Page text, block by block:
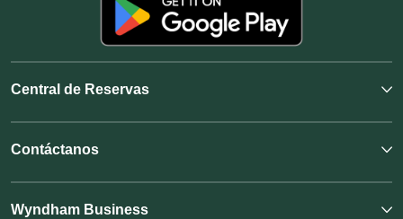
Central de Reservas
Contáctanos
Wyndham Business